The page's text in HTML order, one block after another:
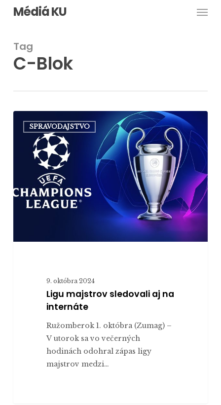
Skip
content
Médiá KU
Tag
C-Blok
majstrov
sledovali
internáte
SPRAVODAJSTVO
9. októbra 2024
Ligu majstrov sledovali aj na
internáte
Ružomberok 1. októbra (Zumag) –
V utorok sa vo večerných
hodinách odohral zápas ligy
majstrov medzi…